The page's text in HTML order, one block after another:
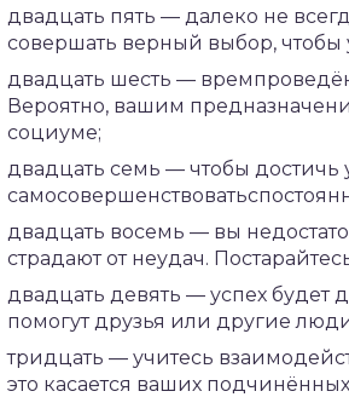
двадцать пять — далеко не
совершать верный выбор, чтобы
двадцать шесть —
Вероятно, вашим
социуме;
двадцать семь — чтобы достичь
двадцать восемь — вы
страдают от неудач.
двадцать девять — успех будет
помогут друзья или другие
тридцать — учитесь
это касается ваших